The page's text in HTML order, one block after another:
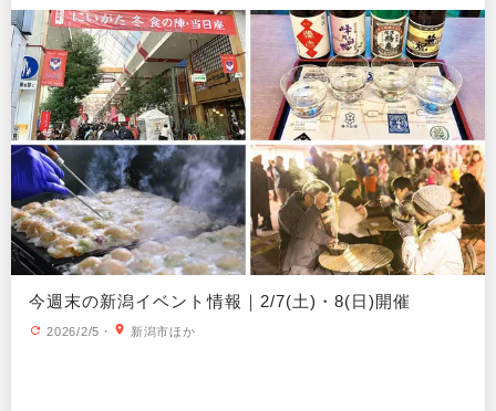
今週末の新潟イベント情報｜2/7(土)・8(日)開催
2026/2/5 ・ 新潟市ほか